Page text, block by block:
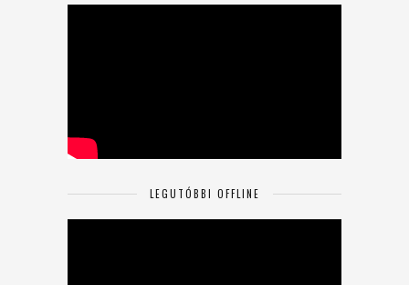
LEGUTÓBBI OFFLINE